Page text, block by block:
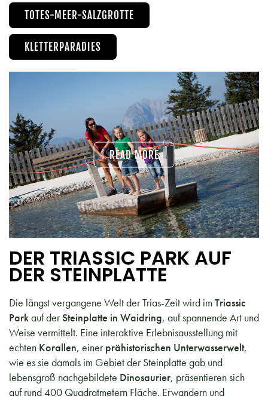
TOTES-MEER-SALZGROTTE
KLETTERPARADIES
READ MORE
DER TRIASSIC PARK AUF
DER STEINPLATTE
Die längst vergangene Welt der Trias-Zeit wird im Triassic
Parkauf derSteinplatte in Waidring, auf spannende Art und
Weise vermittelt. Eine interaktive Erlebnisausstellung mit
echten Korallen, einerprähistorischen Unterwasserwelt,
wie es sie damals im Gebiet der Steinplatte gab und
lebensgroß nachgebildete Dinosaurier, präsentieren sich
auf rund 400 Quadratmetern Fläche. Erwandern und